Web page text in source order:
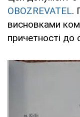
OBOZREVATEL.
висновками
причетності до